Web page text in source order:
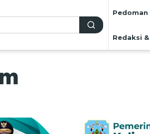
Pedoman
Redaksi